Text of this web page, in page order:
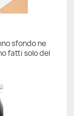
sfondo ne
fatti solo del